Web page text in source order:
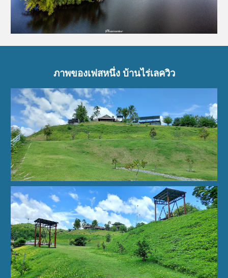
ภาพของเฟสหนึ่ง บ้านไร่เลควิว